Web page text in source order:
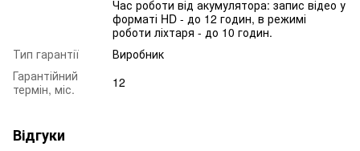
Час роботи від акумулятора: запис відео у
форматі HD - до 12 годин, в режимі
роботи ліхтаря - до 10 годин.
Тип гарантії
Виробник
Гарантійний
термін, міс.
12
Відгуки